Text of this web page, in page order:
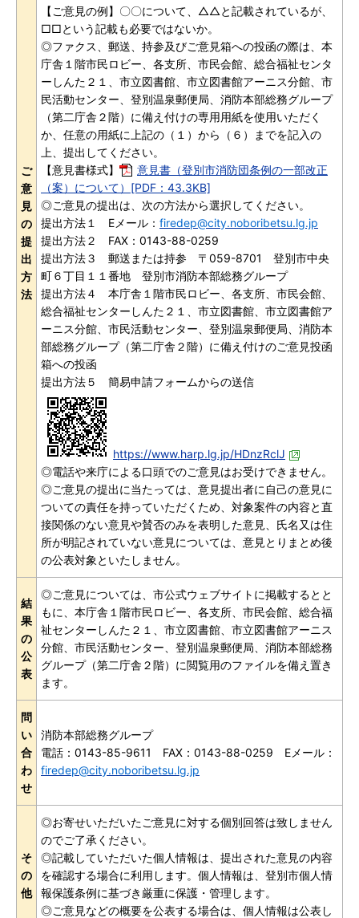
ご
意
見
の
提
出
方
法
【ご意見の例】〇〇について、△△と記載されているが、
□□という記載も必要ではないか。
◎ファクス、郵送、持参及びご意見箱への投函の際は、本
庁舎１階市民ロビー、各支所、市民会館、総合福祉センタ
ーしんた２１、市立図書館、市立図書館アーニス分館、市
民活動センター、登別温泉郵便局、消防本部総務グループ
（第二庁舎２階）に備え付けの専用用紙を使用いただく
か、任意の用紙に上記の（１）から（６）までを記入の
上、提出してください。
【意見書様式】
意見書（登別市消防団条例の一部改正
（案）について）[PDF：43.3KB]
◎ご意見の提出は、次の方法から選択してください。
提出方法１ Eメール： firedep@city.noboribetsu.lg.jp
提出方法２ FAX：0143-88-0259
提出方法３ 郵送または持参 〒059-8701 登別市中央
町６丁目１１番地 登別市消防本部総務グループ
提出方法４ 本庁舎１階市民ロビー、各支所、市民会館、
総合福祉センターしんた２１、市立図書館、市立図書館ア
ーニス分館、市民活動センター、登別温泉郵便局、消防本
部総務グループ（第二庁舎２階）に備え付けのご意見投函
箱への投函
提出方法５ 簡易申請フォームからの送信
https://www.harp.lg.jp/HDnzRclJ
◎電話や来庁による口頭でのご意見はお受けできません。
◎ご意見の提出に当たっては、意見提出者に自己の意見に
ついての責任を持っていただくため、対象案件の内容と直
接関係のない意見や賛否のみを表明した意見、氏名又は住
所が明記されていない意見については、意見とりまとめ後
の公表対象といたしません。
結
果
の
公
表
◎ご意見については、市公式ウェブサイトに掲載するとと
もに、本庁舎１階市民ロビー、各支所、市民会館、総合福
祉センターしんた２１、市立図書館、市立図書館アーニス
分館、市民活動センター、登別温泉郵便局、消防本部総務
グループ（第二庁舎２階）に閲覧用のファイルを備え置き
ます。
問
い
合
わ
せ
消防本部総務グループ
電話：0143-85-9611 FAX：0143-88-0259 Eメール：
firedep@city.noboribetsu.lg.jp
そ
の
他
◎お寄せいただいたご意見に対する個別回答は致しません
のでご了承ください。
◎記載していただいた個人情報は、提出された意見の内容
を確認する場合に利用します。個人情報は、登別市個人情
報保護条例に基づき厳重に保護・管理します。
◎ご意見などの概要を公表する場合は、個人情報は公表し